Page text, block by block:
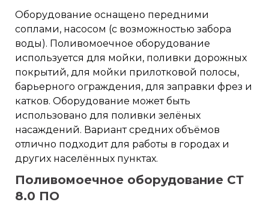
Оборудование оснащено передними
соплами, насосом (с возможностью забора
воды). Поливомоечное оборудование
используется для мойки, поливки дорожных
покрытий, для мойки прилотковой полосы,
барьерного ограждения, для заправки фрез и
катков. Оборудование может быть
использовано для поливки зелёных
насаждений. Вариант средних объёмов
отлично подходит для работы в городах и
других населённых пунктах.
Поливомоечное оборудование СТ
8.0 ПО